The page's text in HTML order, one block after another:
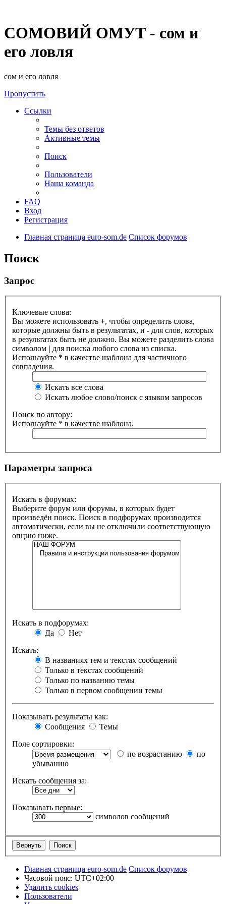
СОМОВИЙ ОМУТ - сом и
его ловля
сом и его ловля
Пропустить
Ссылки
Темы без ответов
Активные темы
Поиск
Пользователи
Наша команда
FAQ
Вход
Регистрация
Главная страница euro-som.de Список форумов
Поиск
Запрос
Ключевые слова:
Вы можете использовать +, чтобы определить слова,
которые должны быть в результатах, и - для слов, которых
в результатах быть не должно. Вы можете разделить слова
символом | для поиска любого слова из списка.
Используйте * в качестве шаблона для частичного
совпадения.
Искать все слова
Искать любое слово/поиск с языком запросов
Поиск по автору:
Используйте * в качестве шаблона.
Параметры запроса
Искать в форумах:
Выберите форум или форумы, в которых будет
произведён поиск. Поиск в подфорумах производится
автоматически, если вы не отключили соответствующую
опцию ниже.
Искать в подфорумах:
Да
Нет
Искать:
В названиях тем и текстах сообщений
Только в текстах сообщений
Только по названию темы
Только в первом сообщении темы
Показывать результаты как:
Сообщения
Темы
Поле сортировки:
по возрастанию
по
убыванию
Искать сообщения за:
Показывать первые:
символов сообщений
Главная страница euro-som.de Список форумов
Часовой пояс: UTC+02:00
Удалить cookies
Пользователи